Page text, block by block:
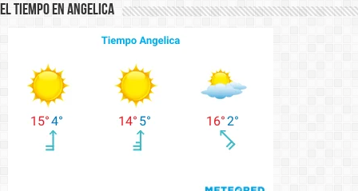
El Tiempo en Angelica